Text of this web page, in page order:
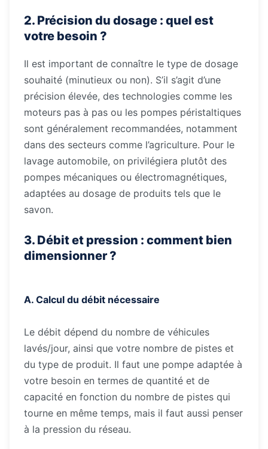
2. Précision du dosage : quel est
votre besoin ?
Il est important de connaître le type de dosage
souhaité (minutieux ou non). S’il s’agit d’une
précision élevée, des technologies comme les
moteurs pas à pas ou les pompes péristaltiques
sont généralement recommandées, notamment
dans des secteurs comme l’agriculture. Pour le
lavage automobile, on privilégiera plutôt des
pompes mécaniques ou électromagnétiques,
adaptées au dosage de produits tels que le
savon.
3. Débit et pression : comment bien
dimensionner ?
A. Calcul du débit nécessaire
Le débit dépend du nombre de véhicules
lavés/jour, ainsi que votre nombre de pistes et
du type de produit. Il faut une pompe adaptée à
votre besoin en termes de quantité et de
capacité en fonction du nombre de pistes qui
tourne en même temps, mais il faut aussi penser
à la pression du réseau.